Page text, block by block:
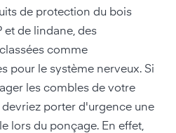
de protection du bois
et de lindane, des
comme
pour le système nerveux. Si
les combles de votre
porter d'urgence une
lors du ponçage. En effet,